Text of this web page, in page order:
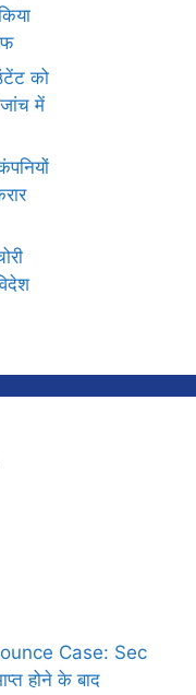
को
में
Case: Sec
होने के बाद